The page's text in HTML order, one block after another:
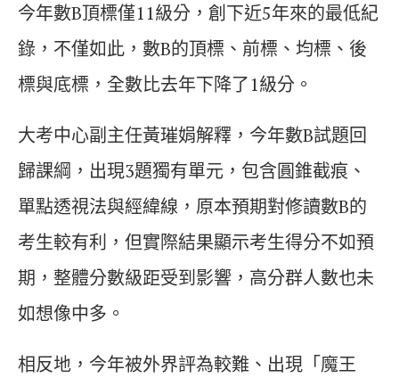
今年數B頂標僅11級分，創下近5年來的最低紀
錄，不僅如此，數B的頂標、前標、均標、後
標與底標，全數比去年下降了1級分。
大考中心副主任黃璀娟解釋，今年數B試題回
歸課綱，出現3題獨有單元，包含圓錐截痕、
單點透視法與經緯線，原本預期對修讀數B的
考生較有利，但實際結果顯示考生得分不如預
期，整體分數級距受到影響，高分群人數也未
如想像中多。
相反地，今年被外界評為較難、出現「魔王